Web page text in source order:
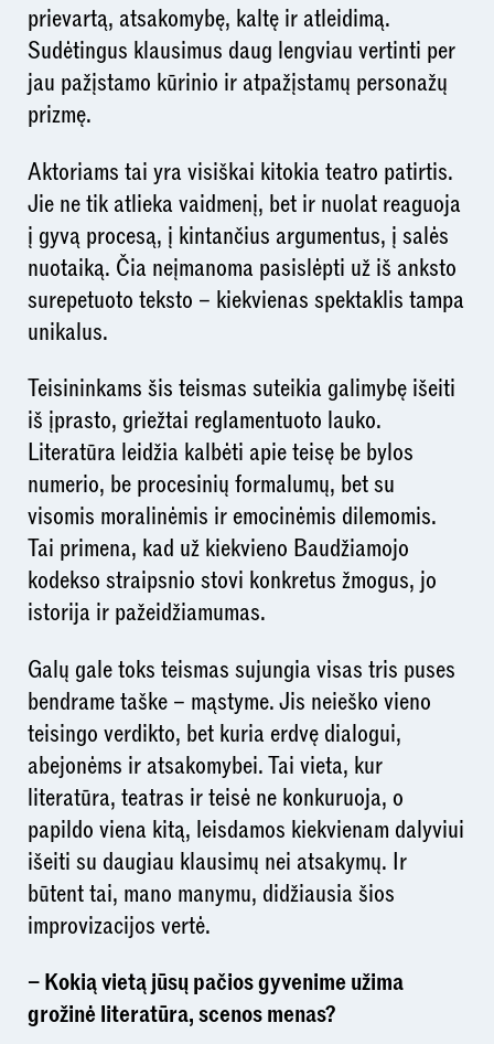
prievartą, atsakomybę, kaltę ir atleidimą.
Sudėtingus klausimus daug lengviau vertinti per
jau pažįstamo kūrinio ir atpažįstamų personažų
prizmę.
Aktoriams tai yra visiškai kitokia teatro patirtis.
Jie ne tik atlieka vaidmenį, bet ir nuolat reaguoja
į gyvą procesą, į kintančius argumentus, į salės
nuotaiką. Čia neįmanoma pasislėpti už iš anksto
surepetuoto teksto – kiekvienas spektaklis tampa
unikalus.
Teisininkams šis teismas suteikia galimybę išeiti
iš įprasto, griežtai reglamentuoto lauko.
Literatūra leidžia kalbėti apie teisę be bylos
numerio, be procesinių formalumų, bet su
visomis moralinėmis ir emocinėmis dilemomis.
Tai primena, kad už kiekvieno Baudžiamojo
kodekso straipsnio stovi konkretus žmogus, jo
istorija ir pažeidžiamumas.
Galų gale toks teismas sujungia visas tris puses
bendrame taške – mąstyme. Jis neieško vieno
teisingo verdikto, bet kuria erdvę dialogui,
abejonėms ir atsakomybei. Tai vieta, kur
literatūra, teatras ir teisė ne konkuruoja, o
papildo viena kitą, leisdamos kiekvienam dalyviui
išeiti su daugiau klausimų nei atsakymų. Ir
būtent tai, mano manymu, didžiausia šios
improvizacijos vertė.
– Kokią vietą jūsų pačios gyvenime užima
grožinė literatūra, scenos menas?